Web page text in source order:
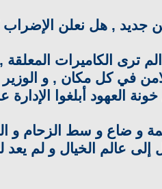
جديد , هل نعلن الإضراب
المعلقة , و
في كل مكان , و الوزير
العهود أبلغوا الإدارة
و ضاع و سط الزحام و
عالم الخيال و لم يعد